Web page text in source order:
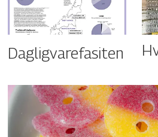
Dagligvarefasiten